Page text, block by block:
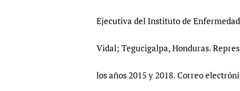
Ejecutiva del Instituto de
Vidal; Tegucigalpa, Honduras.
los años 2015 y 2018. Correo